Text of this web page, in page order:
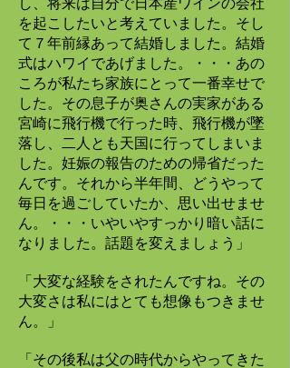
し、将来は自分で日本産ワインの会社
を起こしたいと考えていました。そし
て７年前縁あって結婚しました。結婚
式はハワイであげました。・・・あの
ころが私たち家族にとって一番幸せで
した。その息子が奥さんの実家がある
宮崎に飛行機で行った時、飛行機が墜
落し、二人とも天国に行ってしまいま
した。妊娠の報告のための帰省だった
んです。それから半年間、どうやって
毎日を過ごしていたか、思い出せませ
ん。・・・いやいやすっかり暗い話に
なりました。話題を変えましょう」
「大変な経験をされたんですね。その
大変さは私にはとても想像もつきませ
ん。」
「その後私は父の時代からやってきた